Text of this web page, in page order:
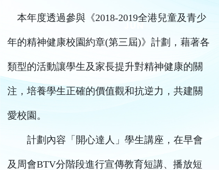
本年度透過參與《2018-2019全港兒童及青少
年的精神健康校園約章(第三屆)》計劃，藉著各
類型的活動讓學生及家長提升對精神健康的關
注，培養學生正確的價值觀和抗逆力，共建關
愛校園。
計劃內容「開心達人」學生講座，在早會
及周會BTV分階段進行宣傳教育短講、播放短